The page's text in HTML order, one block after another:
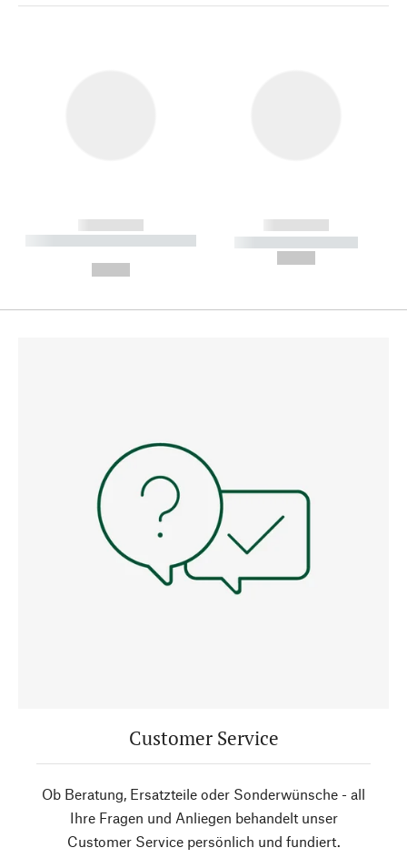
------------
----------- ----------- --------
------------
----------- -----------
Customer Service
Ob Beratung, Ersatzteile oder Sonderwünsche - all
Ihre Fragen und Anliegen behandelt unser
Customer Service persönlich und fundiert.